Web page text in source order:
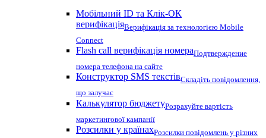
Мобільний ID та Клік-ОК
верифікаціяВерифікація за технологією Mobile
Connect
Flash call верифікація номераПодтверждение
номера телефона на сайте
Конструктор SMS текстівСкладіть повідомлення,
що залучає
Калькулятор бюджетуРозрахуйте вартість
маркетингової кампанії
Розсилки у країнахРозсилки повідомлень у різних